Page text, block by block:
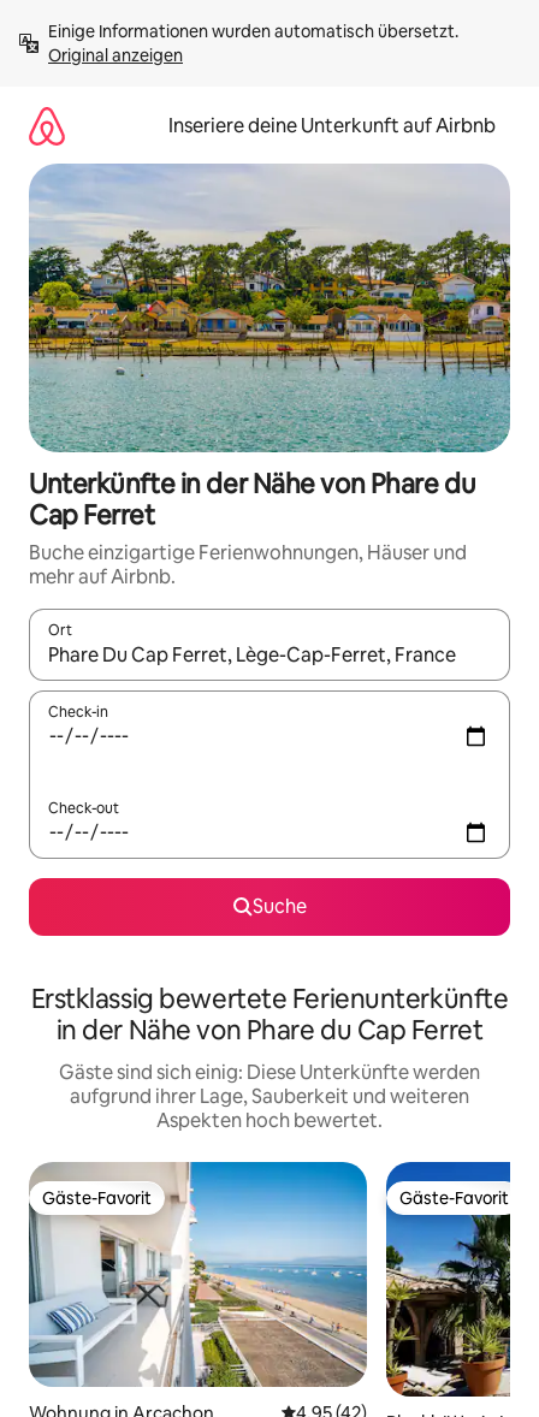
Inhalten
springenOriginal anzeigen
Inseriere deine Unterkunft auf Airbnb
Unterkünfte in der Nähe von Phare du
Cap Ferret
Buche einzigartige Ferienwohnungen, Häuser und
mehr auf Airbnb.
Ort
Wenn Ergebnisse verfügbar sind, navigiere mit den
Check-in
Check-out
Suche
Erstklassig bewertete Ferienunterkünfte
in der Nähe von Phare du Cap Ferret
Gäste sind sich einig: Diese Unterkünfte werden
aufgrund ihrer Lage, Sauberkeit und weiteren
Aspekten hoch bewertet.
Gäste-Favorit
Gäste-Favorit Gäste-Favorit
Gäste-Favorit